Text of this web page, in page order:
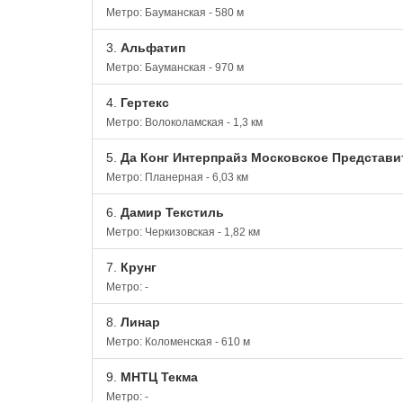
Метро: Бауманская - 580 м
3. Альфатип
Метро: Бауманская - 970 м
4. Гертекс
Метро: Волоколамская - 1,3 км
5. Да Конг Интерпрайз Московское
Метро: Планерная - 6,03 км
6. Дамир Текстиль
Метро: Черкизовская - 1,82 км
7. Крунг
Метро: -
8. Линар
Метро: Коломенская - 610 м
9. МНТЦ Текма
Метро: -